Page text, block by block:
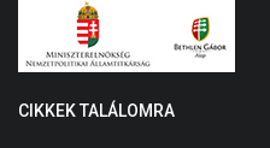
CIKKEK TALÁLOMRA